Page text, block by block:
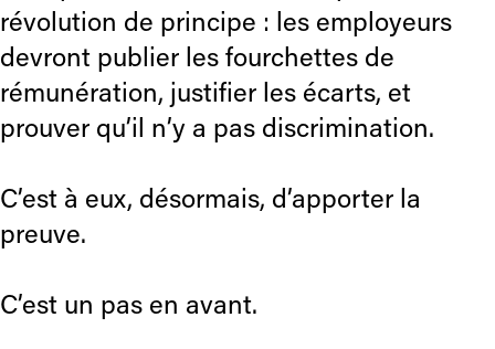
révolution de principe : les employeurs
devront publier les fourchettes de
rémunération, justifier les écarts, et
prouver qu’il n’y a pas discrimination.
C’est à eux, désormais, d’apporter la
preuve.
C’est un pas en avant.